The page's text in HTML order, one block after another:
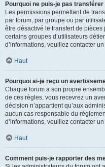
Pourquoi ne puis-je pas
Les permissions permettant de
par forum, par groupe ou par
être désactivé le transfert de
certains groupes d’utilisateurs
d’informations, veuillez contacter
Haut
Pourquoi ai-je reçu un
Chaque forum a son propre
de ces règles, vous recevrez un
décision n’appartient qu’aux
aucun cas responsable du
d’informations, veuillez contacter
Haut
Comment puis-je rapporter des